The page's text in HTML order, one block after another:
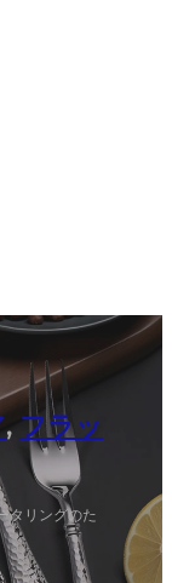
, フラッ
タリングのた